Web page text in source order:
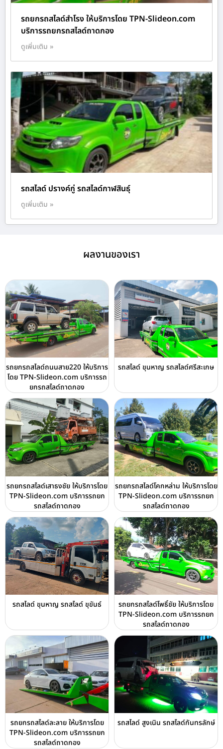
รถยกรถสไลด์สำโรง ให้บริการโดย TPN-Slideon.com
บริการรถยกรถสไลด์ถาดกอง
ดูเพิ่มเติม »
รถสไลด์ ปรางค์กู่ รถสไลด์กาฬสินธุ์
ดูเพิ่มเติม »
ผลงานของเรา
รถยกรถสไลด์ถนนสาย220 ให้บริการ
โดย TPN-Slideon.com บริการรถ
ยกรถสไลด์ถาดกอง
รถสไลด์ ขุนหาญ รถสไลด์ศรีสะเกษ
รถยกรถสไลด์เสาธงชัย ให้บริการโดย
TPN-Slideon.com บริการรถยก
รถสไลด์ถาดกอง
รถยกรถสไลด์โคกหล่าม ให้บริการโดย
TPN-Slideon.com บริการรถยก
รถสไลด์ถาดกอง
รถสไลด์ ขุนหาญ รถสไลด์ ขุขันธ์
รถยกรถสไลด์โพธิ์ชัย ให้บริการโดย
TPN-Slideon.com บริการรถยก
รถสไลด์ถาดกอง
รถยกรถสไลด์ละลาย ให้บริการโดย
TPN-Slideon.com บริการรถยก
รถสไลด์ถาดกอง
รถสไลด์ สูงเนิน รถสไลด์กันทรลักษ์